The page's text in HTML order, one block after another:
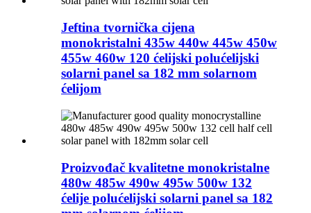
Jeftina tvornička cijena
monokristalni 435w 440w 445w 450w
455w 460w 120 ćelijski polućelijski
solarni panel sa 182 mm solarnom
ćelijom
Proizvođač kvalitetne monokristalne
480w 485w 490w 495w 500w 132
ćelije polućelijski solarni panel sa 182